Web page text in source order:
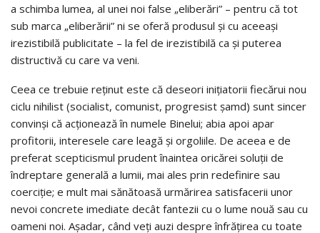
a schimba lumea, al unei noi false „eliberări” – pentru că tot
sub marca „eliberării” ni se oferă produsul și cu aceeași
irezistibilă publicitate – la fel de irezistibilă ca și puterea
distructivă cu care va veni.
Ceea ce trebuie reținut este că deseori inițiatorii fiecărui nou
ciclu nihilist (socialist, comunist, progresist șamd) sunt sincer
convinși că acționează în numele Binelui; abia apoi apar
profitorii, interesele care leagă și orgoliile. De aceea e de
preferat scepticismul prudent înaintea oricărei soluții de
îndreptare generală a lumii, mai ales prin redefinire sau
coerciție; e mult mai sănătoasă urmărirea satisfacerii unor
nevoi concrete imediate decât fantezii cu o lume nouă sau cu
oameni noi. Așadar, când veți auzi despre înfrățirea cu toate